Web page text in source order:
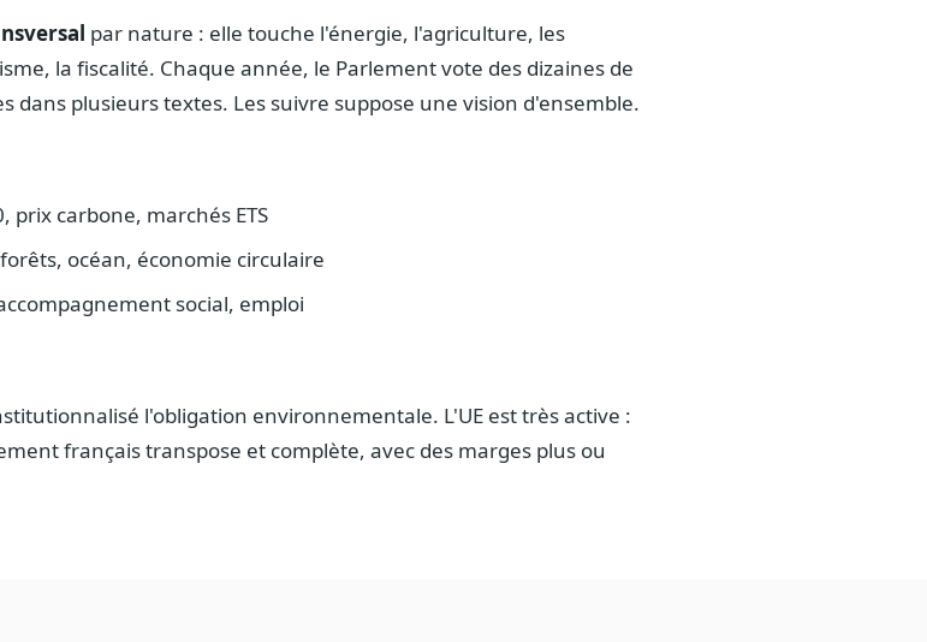
par nature : elle touche l'énergie, l'agriculture, les
la fiscalité. Chaque année, le Parlement vote des dizaines de
dans plusieurs textes. Les suivre suppose une vision d'ensemble.
carbone, marchés ETS
océan, économie circulaire
social, emploi
l'obligation environnementale. L'UE est très active :
français transpose et complète, avec des marges plus ou